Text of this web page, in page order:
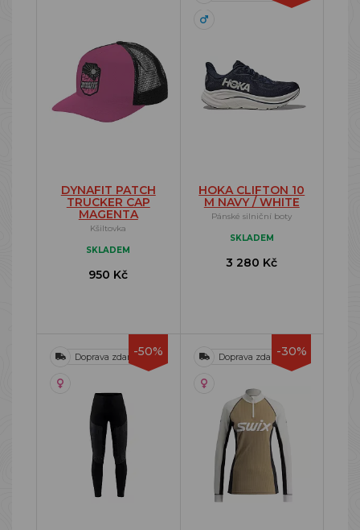
DYNAFIT PATCH
TRUCKER CAP
MAGENTA
Kšiltovka
SKLADEM
950 Kč
HOKA CLIFTON 10
M NAVY / WHITE
Pánské silniční boty
SKLADEM
3 280 Kč
-50%
Doprava zdarma -30%
Doprava zdarma